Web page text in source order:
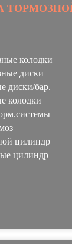
колодки
диски
диски/бар.
колодки
цилиндр
цилиндр